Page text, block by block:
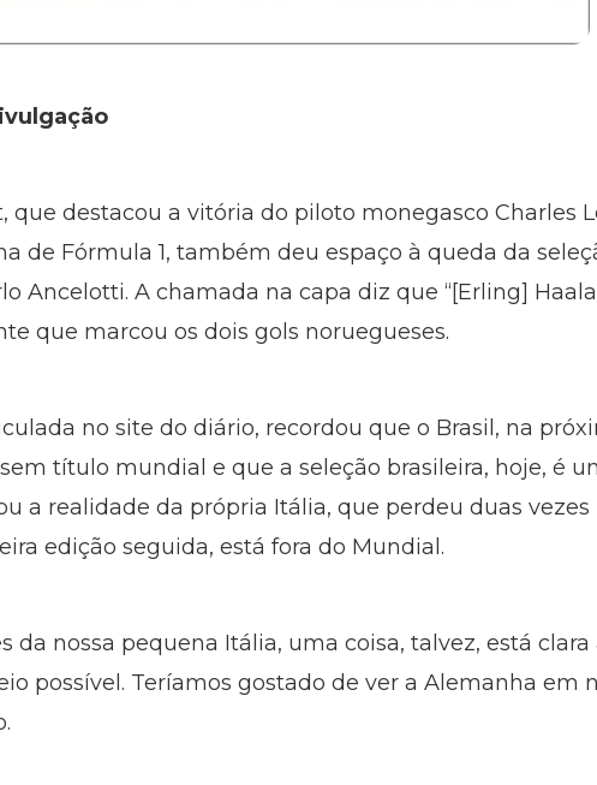
que destacou a vitória do piloto monegasco Charles
de Fórmula 1, também deu espaço à queda da
Ancelotti. A chamada na capa diz que “[Erling]
que marcou os dois gols noruegueses.
no site do diário, recordou que o Brasil, na
título mundial e que a seleção brasileira, hoje, é
a realidade da própria Itália, que perdeu duas
edição seguida, está fora do Mundial.
da nossa pequena Itália, uma coisa, talvez, está clara
possível. Teríamos gostado de ver a Alemanha em